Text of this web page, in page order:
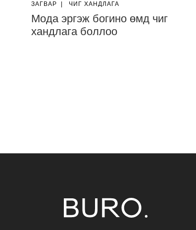
ЗАГВАР ЧИГ ХАНДЛАГА
Мода эргэж богино өмд чиг
хандлага боллоо